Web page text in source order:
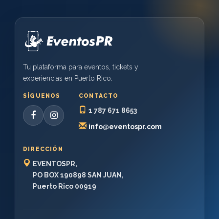
Tu plataforma para eventos, tickets y
experiencias en Puerto Rico.
SÍGUENOS CONTACTO
1 787 671 8653
info@eventospr.com
DIRECCIÓN
EVENTOSPR,
PO BOX 190898 SAN JUAN,
Puerto Rico 00919